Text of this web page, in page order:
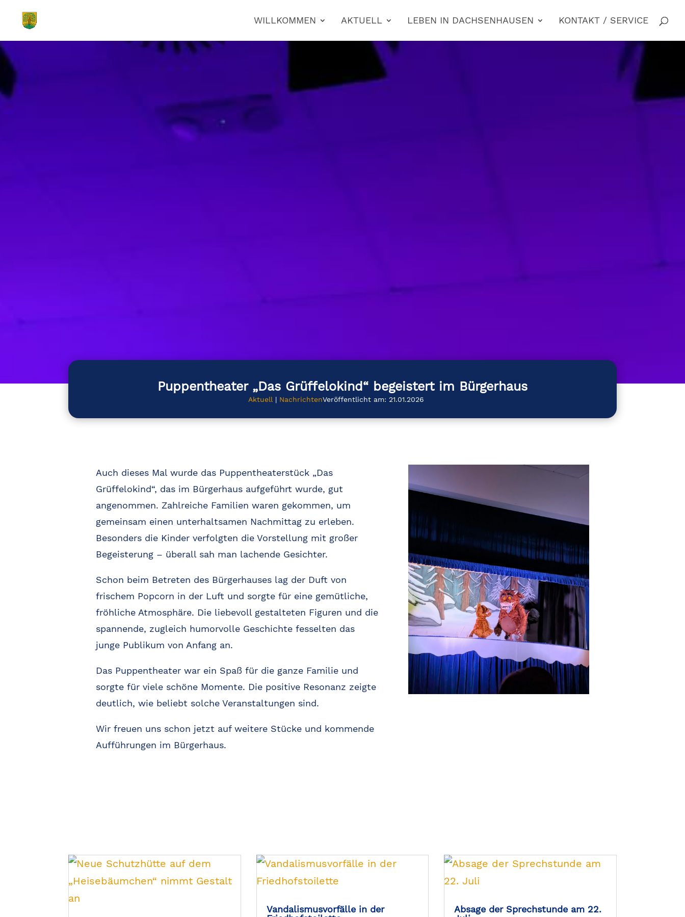
WILLKOMMEN AKTUELL LEBEN IN DACHSENHAUSEN KONTAKT / SERVICE
Puppentheater „Das Grüffelokind“ begeistert im Bürgerhaus
Aktuell | NachrichtenVeröffentlicht am: 21.01.2026
Auch dieses Mal wurde das Puppentheaterstück „Das
Grüffelokind“, das im Bürgerhaus aufgeführt wurde, gut
angenommen. Zahlreiche Familien waren gekommen, um
gemeinsam einen unterhaltsamen Nachmittag zu erleben.
Besonders die Kinder verfolgten die Vorstellung mit großer
Begeisterung – überall sah man lachende Gesichter.
Schon beim Betreten des Bürgerhauses lag der Duft von
frischem Popcorn in der Luft und sorgte für eine gemütliche,
fröhliche Atmosphäre. Die liebevoll gestalteten Figuren und die
spannende, zugleich humorvolle Geschichte fesselten das
junge Publikum von Anfang an.
Das Puppentheater war ein Spaß für die ganze Familie und
sorgte für viele schöne Momente. Die positive Resonanz zeigte
deutlich, wie beliebt solche Veranstaltungen sind.
Wir freuen uns schon jetzt auf weitere Stücke und kommende
Aufführungen im Bürgerhaus.
Vandalismusvorfälle in der
Absage der Sprechstunde am 22.